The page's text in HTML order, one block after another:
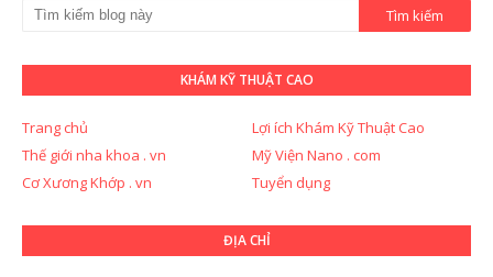
KHÁM KỸ THUẬT CAO
Trang chủ
Lợi ích Khám Kỹ Thuật Cao
Thế giới nha khoa . vn
Mỹ Viện Nano . com
Cơ Xương Khớp . vn
Tuyển dụng
ĐỊA CHỈ